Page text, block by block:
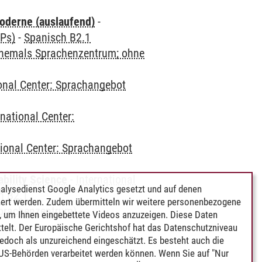
(auslaufend) -
- Spanisch B2.1
Sprachenzentrum; ohne
Center: Sprachangebot
Center:
Center: Sprachangebot
B2.1
-
Google Analytics gesetzt und auf denen
werden. Zudem übermitteln wir weitere personenbezogene
Ihnen eingebettete Videos anzuzeigen. Diese Daten
Der Europäische Gerichtshof hat das Datenschutzniveau
als unzureichend eingeschätzt. Es besteht auch die
Behörden verarbeitet werden können. Wenn Sie auf "Nur